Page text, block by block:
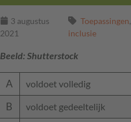
3 augustus
2021
Toepassingen,
inclusie
Beeld: Shutterstock
A voldoet volledig
B voldoet gedeeltelijk